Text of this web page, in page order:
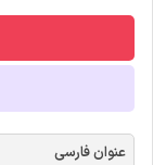
عنوان فارسی